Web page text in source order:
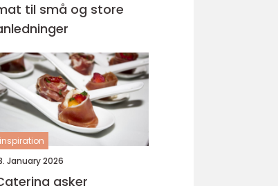
til små og store
inspiration
January 2026
asker